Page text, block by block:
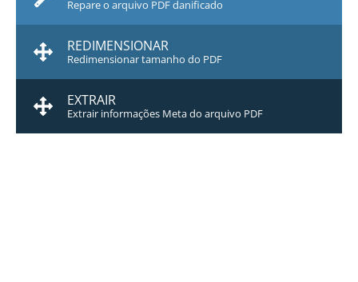
Repare o arquivo PDF danificado
REDIMENSIONAR
Redimensionar tamanho do PDF
EXTRAIR
Extrair informações Meta do arquivo PDF